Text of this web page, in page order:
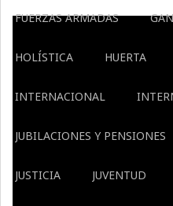
FUERZAS ARMADAS
HOLÍSTICA HUERTA
INTERNACIONAL
JUBILACIONES Y PENSIONES
JUSTICIA JUVENTUD